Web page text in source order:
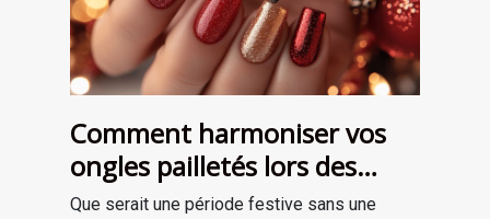
Comment harmoniser vos
ongles pailletés lors des
fêtes ?
Que serait une période festive sans une